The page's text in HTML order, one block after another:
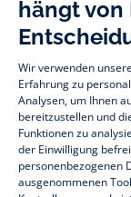
Baby- und
Jacadi Paris
Kinderbekleidung und
auszeichnen.
Bodys, Blusen,
T-Shirts, Pullover,